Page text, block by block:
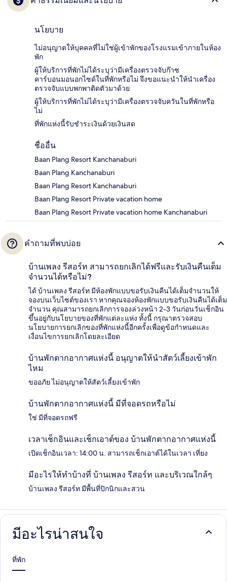
นโยบาย
ไม่อนุญาตให้บุคคลที่ไม่ใช่ผู้เข้าพักของโรงแรมเข้าภายในห้อง
พัก
ผู้ให้บริการที่พักไม่ได้ระบุว่ามีเครื่องตรวจจับก๊าซ
คาร์บอนมอนอกไซด์ในที่พักหรือไม่ จึงขอแนะนำให้นำเครื่อง
ตรวจจับแบบพกพาติดตัวมาด้วย
ผู้ให้บริการที่พักไม่ได้ระบุว่ามีเครื่องตรวจจับควันในที่พักหรือ
ไม่
ที่พักแห่งนี้รับชำระเงินด้วยเงินสด
ชื่ออื่น
Baan Plang Resort Kanchanaburi
Baan Plang Kanchanaburi
Baan Plang Resort Kanchanaburi
Baan Plang Resort Private vacation home
Baan Plang Resort Private vacation home Kanchanaburi
คำถามที่พบบ่อย
บ้านเพลง รีสอร์ท สามารถยกเลิกได้ฟรีและรับเงินคืนเต็ม
จำนวนได้หรือไม่?
ได้ บ้านเพลง รีสอร์ท มีห้องพักแบบขอรับเงินคืนได้เต็มจำนวนให้
จองบนเว็บไซต์ของเรา หากคุณจองห้องพักแบบขอรับเงินคืนได้เต็ม
จำนวน คุณสามารถยกเลิกการจองล่วงหน้า 2-3 วันก่อนวันเช็กอิน
ขึ้นอยู่กับนโยบายของที่พักแต่ละแห่ง ทั้งนี้ กรุณาตรวจสอบ
นโยบายการยกเลิกของที่พักแห่งนี้อีกครั้งเพื่อดูข้อกำหนดและ
เงื่อนไขการยกเลิกโดยละเอียด
บ้านพักตากอากาศแห่งนี้ อนุญาตให้นำสัตว์เลี้ยงเข้าพัก
ไหม
ขออภัย ไม่อนุญาตให้สัตว์เลี้ยงเข้าพัก
บ้านพักตากอากาศแห่งนี้ มีที่จอดรถหรือไม่
ใช่ มีที่จอดรถฟรี
เวลาเช็กอินและเช็กเอาต์ของ บ้านพักตากอากาศแห่งนี้
เปิดเช็กอินเวลา: 14:00 น. สามารถเช็กเอาต์ได้ในเวลา เที่ยง
มีอะไรให้ทำบ้างที่ บ้านเพลง รีสอร์ท และบริเวณใกล้ๆ
บ้านเพลง รีสอร์ท มีพื้นที่ปิกนิกและสวน
มีอะไรน่าสนใจ
ที่พัก